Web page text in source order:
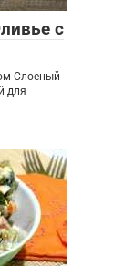
с
Слоеный
для